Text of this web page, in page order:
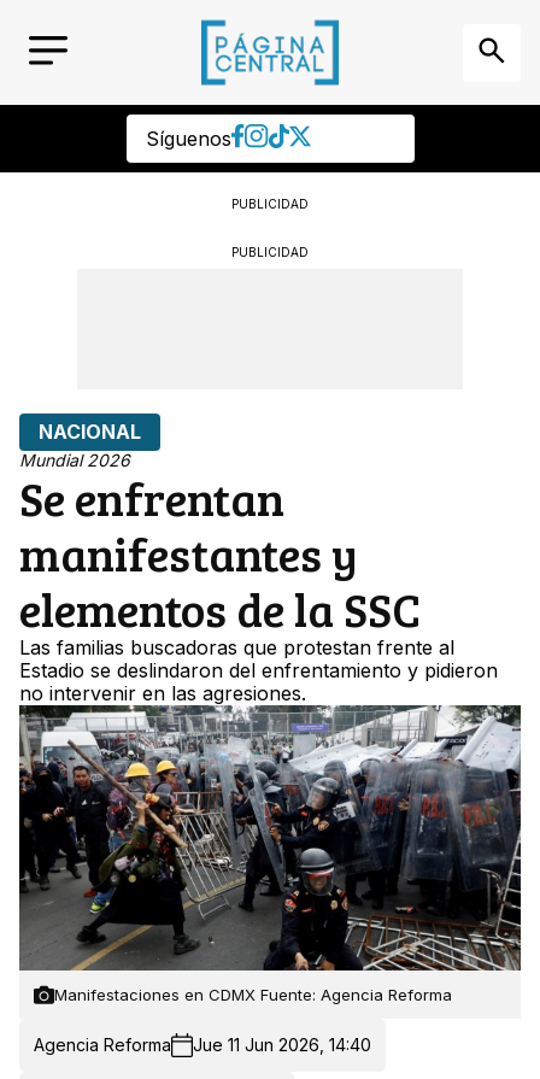
Síguenos
PUBLICIDAD
PUBLICIDAD
NACIONAL
Mundial 2026
Se enfrentan
manifestantes y
elementos de la SSC
Las familias buscadoras que protestan frente al
Estadio se deslindaron del enfrentamiento y pidieron
no intervenir en las agresiones.
Manifestaciones en CDMX Fuente: Agencia Reforma
Agencia Reforma Jue 11 Jun 2026, 14:40